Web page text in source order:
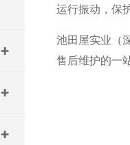
运行振动，保
池田屋实业（
售后维护的一